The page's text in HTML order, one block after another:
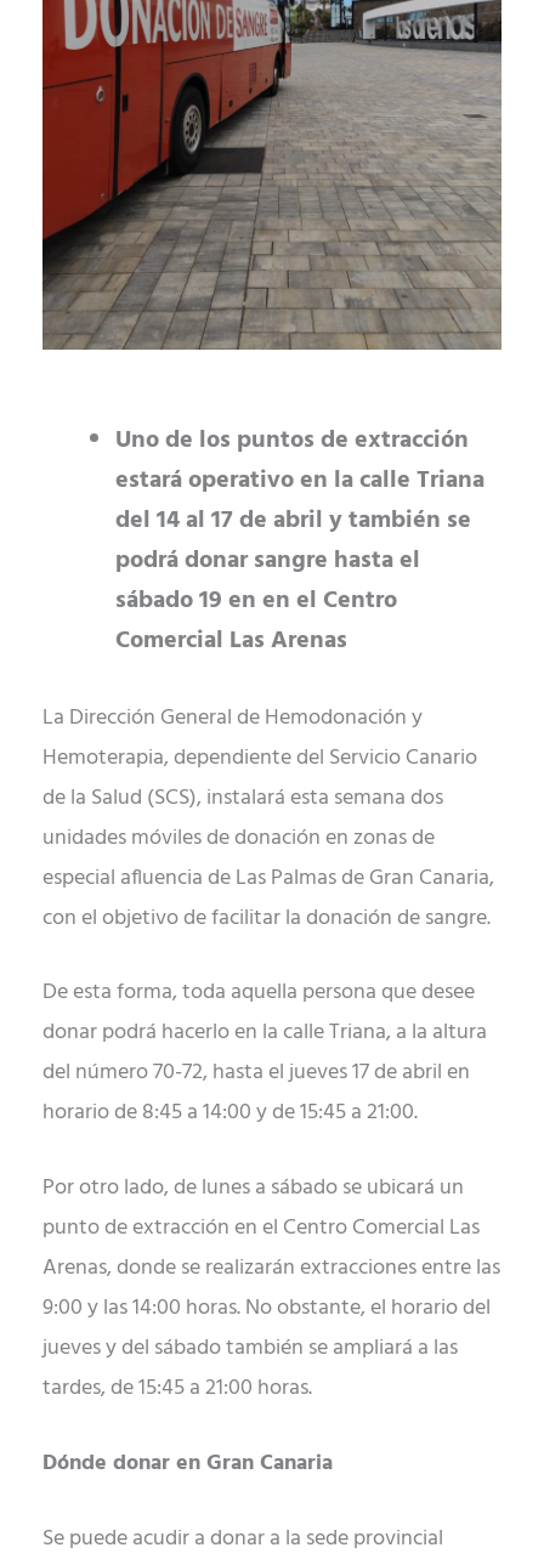
Uno de los puntos de extracción
estará operativo en la calle Triana
del 14 al 17 de abril y también se
podrá donar sangre hasta el
sábado 19 en en el Centro
Comercial Las Arenas
La Dirección General de Hemodonación y
Hemoterapia, dependiente del Servicio Canario
de la Salud (SCS), instalará esta semana dos
unidades móviles de donación en zonas de
especial afluencia de Las Palmas de Gran Canaria,
con el objetivo de facilitar la donación de sangre.
De esta forma, toda aquella persona que desee
donar podrá hacerlo en la calle Triana, a la altura
del número 70-72, hasta el jueves 17 de abril en
horario de 8:45 a 14:00 y de 15:45 a 21:00.
Por otro lado, de lunes a sábado se ubicará un
punto de extracción en el Centro Comercial Las
Arenas, donde se realizarán extracciones entre las
9:00 y las 14:00 horas. No obstante, el horario del
jueves y del sábado también se ampliará a las
tardes, de 15:45 a 21:00 horas.
Dónde donar en Gran Canaria
Se puede acudir a donar a la sede provincial